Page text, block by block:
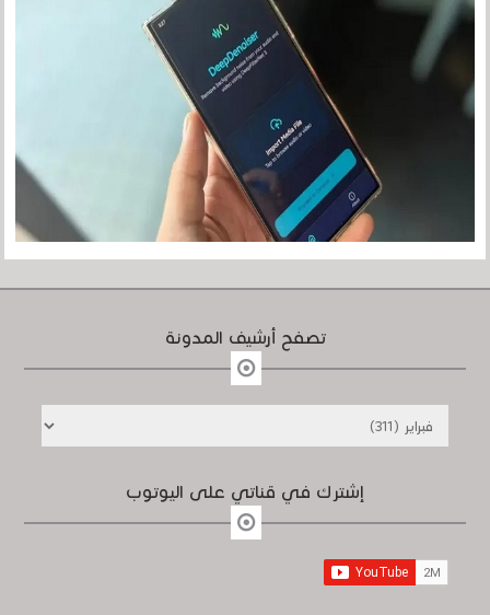
تصفح أرشيف المدونة
إشترك في قناتي على اليوتوب